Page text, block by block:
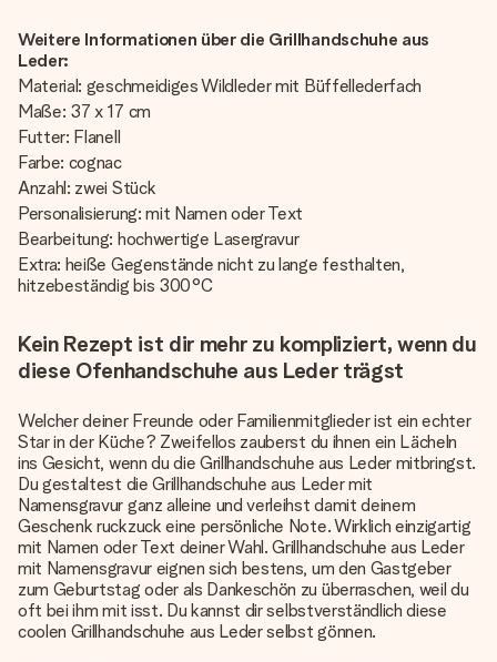
Weitere Informationen über die Grillhandschuhe aus
Leder:
Material: geschmeidiges Wildleder mit Büffellederfach
Maße: 37 x 17 cm
Futter: Flanell
Farbe: cognac
Anzahl: zwei Stück
Personalisierung: mit Namen oder Text
Bearbeitung: hochwertige Lasergravur
Extra: heiße Gegenstände nicht zu lange festhalten,
hitzebeständig bis 300°C
Kein Rezept ist dir mehr zu kompliziert, wenn du
diese Ofenhandschuhe aus Leder trägst
Welcher deiner Freunde oder Familienmitglieder ist ein echter
Star in der Küche? Zweifellos zauberst du ihnen ein Lächeln
ins Gesicht, wenn du die Grillhandschuhe aus Leder mitbringst.
Du gestaltest die Grillhandschuhe aus Leder mit
Namensgravur ganz alleine und verleihst damit deinem
Geschenk ruckzuck eine persönliche Note. Wirklich einzigartig
mit Namen oder Text deiner Wahl. Grillhandschuhe aus Leder
mit Namensgravur eignen sich bestens, um den Gastgeber
zum Geburtstag oder als Dankeschön zu überraschen, weil du
oft bei ihm mit isst. Du kannst dir selbstverständlich diese
coolen Grillhandschuhe aus Leder selbst gönnen.